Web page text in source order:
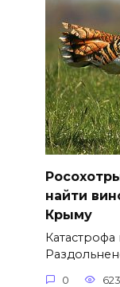
найти
Крыму
0 623